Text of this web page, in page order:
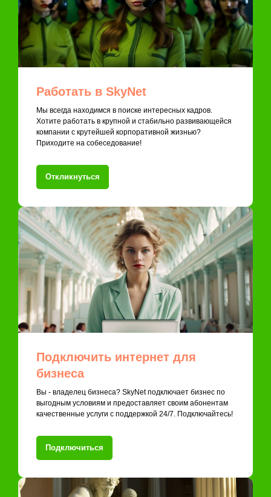
Работать в SkyNet
Мы всегда находимся в поиске интересных кадров.
Хотите работать в крупной и стабильно развивающейся
компании с крутейшей корпоративной жизнью?
Приходите на собеседование!
Откликнуться
Подключить интернет для
бизнеса
Вы - владелец бизнеса? SkyNet подключает бизнес по
выгодным условиям и предоставляет своим абонентам
качественные услуги с поддержкой 24/7. Подключайтесь!
Подключиться